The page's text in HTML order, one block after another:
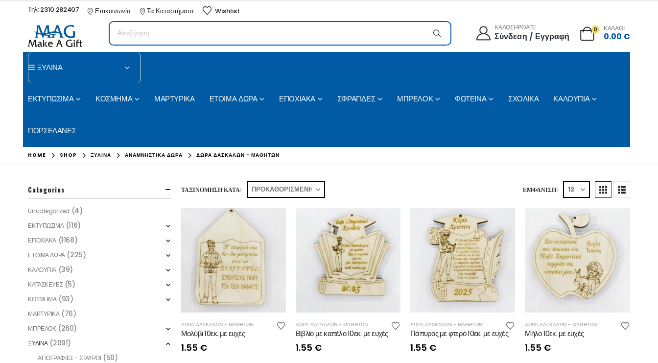
Τηλ: 2310 282407 Επικοινωνία Τα Καταστήματα Wishlist
ΚΑΛΩΣΗΡΘΑΤΕ
Σύνδεση / Εγγραφή
0 ΚΑΛΑΘΙ
0.00 €
ΞΥΛΙΝΑ
ΕΚΤΥΠΩΣΙΜΑ ΚΟΣΜΗΜΑ ΜΑΡΤΥΡΙΚΑ ΕΤΟΙΜΑ ΔΩΡΑ ΕΠΟΧΙΑΚΑ ΣΦΡΑΓΙΔΕΣ ΜΠΡΕΛΟΚ ΦΩΤΕΙΝΑ ΣΧΟΛΙΚΑ ΚΑΛΟΥΠΙΑ
ΠΟΡΣΕΛΑΝΕΣ
HOME SHOP ΞΥΛΙΝΑ ΑΝΑΜΝΗΣΤΙΚΑ ΔΩΡΑ ΔΩΡΑ ΔΑΣΚΑΛΩΝ - ΜΑΘΗΤΩΝ
ΤΑΞΙΝΌΜΗΣΗ ΚΑΤΆ: ΕΜΦΆΝΙΣΗ:
ΔΩΡΑ ΔΑΣΚΑΛΩΝ - ΜΑΘΗΤΩΝ
Μολύβι 10εκ. με ευχές
1.55 €
ΔΩΡΑ ΔΑΣΚΑΛΩΝ - ΜΑΘΗΤΩΝ
Βιβλίο με καπέλο 10εκ. με ευχές
1.55 €
ΔΩΡΑ ΔΑΣΚΑΛΩΝ - ΜΑΘΗΤΩΝ
Πάπυρος με φτερό 10εκ. με ευχές
1.55 €
ΔΩΡΑ ΔΑΣΚΑΛΩΝ - ΜΑΘΗΤΩΝ
Μήλο 10εκ. με ευχές
1.55 €
Categories
Uncategorized (4)
ΕΚΤΥΠΩΣΙΜΑ (116)
ΕΠΟΧΙΑΚΑ (1168)
ΕΤΟΙΜΑ ΔΩΡΑ (225)
ΚΑΛΟΥΠΙΑ (39)
ΚΑΤΑΣΚΕΥΕΣ (5)
ΚΟΣΜΗΜΑ (93)
ΜΑΡΤΥΡΙΚΑ (76)
ΜΠΡΕΛΟΚ (260)
ΞΥΛΙΝΑ (2091)
ΑΓΙΟΓΡΑΦΙΕΣ - ΣΤΑΥΡΟΙ (50)